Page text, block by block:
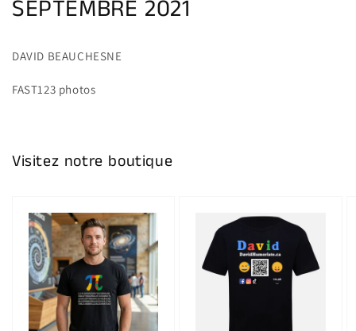
SEPTEMBRE 2021
DAVID BEAUCHESNE
FAST123 photos
Visitez notre boutique